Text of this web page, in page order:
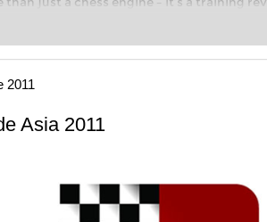
taking your first steps into the world of
intelligently and with a more
ever before.
2011
Asia 2011